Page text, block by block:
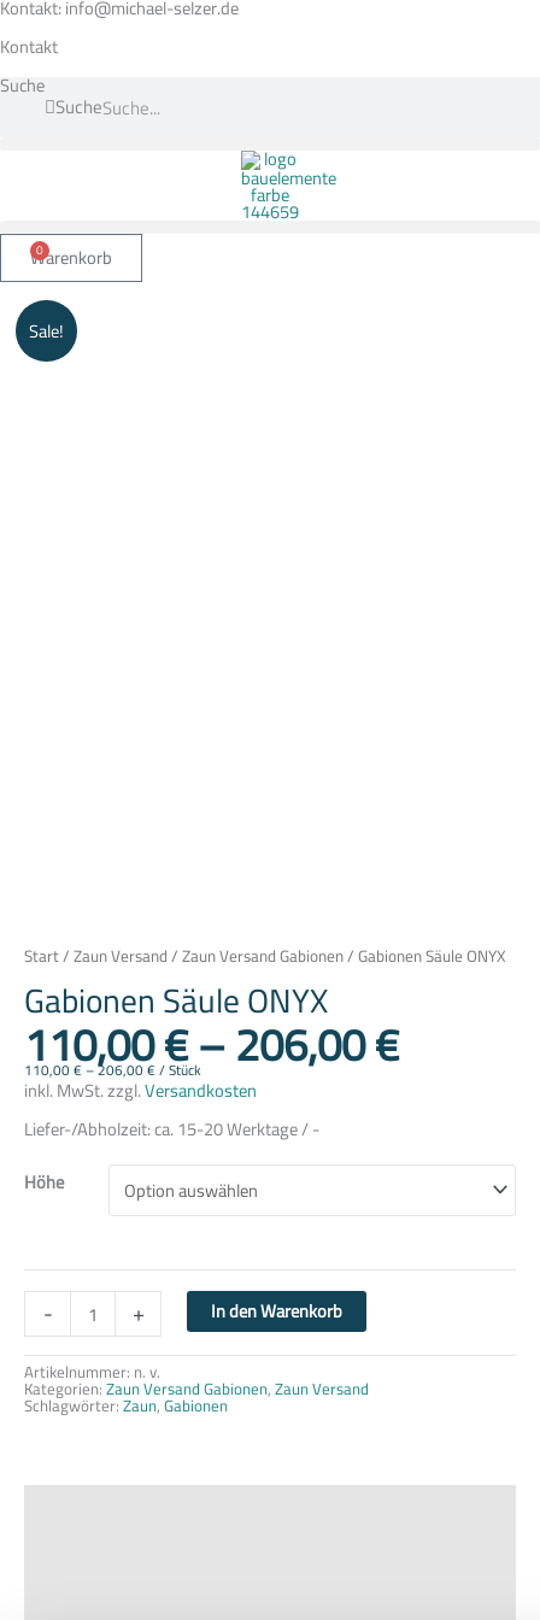
Zum
Inhalt
springen
Kontakt: info@michael-selzer.de
Kontakt
Suche
Suche
0
Warenkorb
Sale!
Start/Zaun Versand/Zaun Versand Gabionen/ Gabionen Säule ONYX
Gabionen Säule ONYX
110,00€–206,00€
110,00€–206,00€/Stück
inkl. MwSt.zzgl.Versandkosten
Liefer-/Abholzeit:ca. 15-20 Werktage / -
Höhe
-
Gabionen
Säule
ONYX
Menge
+ In den Warenkorb
Artikelnummer: n. v.
Kategorien:Zaun Versand Gabionen,Zaun Versand
Schlagwörter:Zaun,Gabionen